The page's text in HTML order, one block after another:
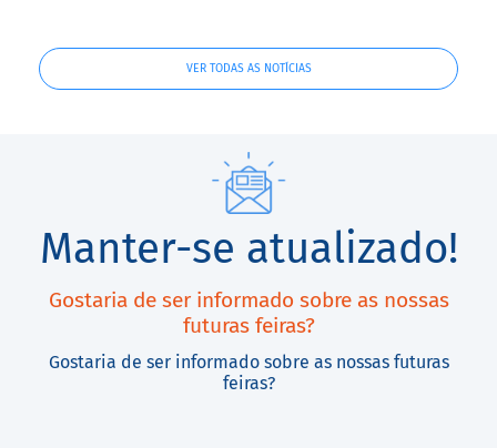
VER TODAS AS NOTÍCIAS
Manter-se atualizado!
Gostaria de ser informado sobre as nossas
futuras feiras?
Gostaria de ser informado sobre as nossas futuras
feiras?